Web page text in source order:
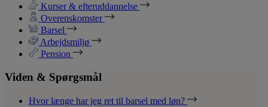
Kurser & efteruddannelse
Overenskomster
Barsel
Arbejdsmiljø
Pension
Viden & Spørgsmål
Hvor længe har jeg ret til barsel med løn?